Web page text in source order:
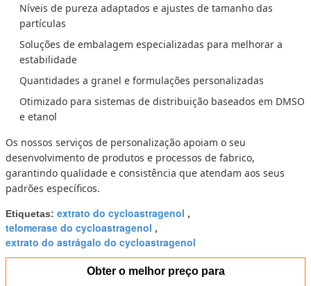
Níveis de pureza adaptados e ajustes de tamanho das
partículas
Soluções de embalagem especializadas para melhorar a
estabilidade
Quantidades a granel e formulações personalizadas
Otimizado para sistemas de distribuição baseados em DMSO
e etanol
Os nossos serviços de personalização apoiam o seu
desenvolvimento de produtos e processos de fabrico,
garantindo qualidade e consistência que atendam aos seus
padrões específicos.
Etiquetas: extrato do cycloastragenol ,
telomerase do cycloastragenol ,
extrato do astrágalo do cycloastragenol
Obter o melhor preço para